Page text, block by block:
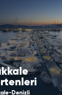
Denizli